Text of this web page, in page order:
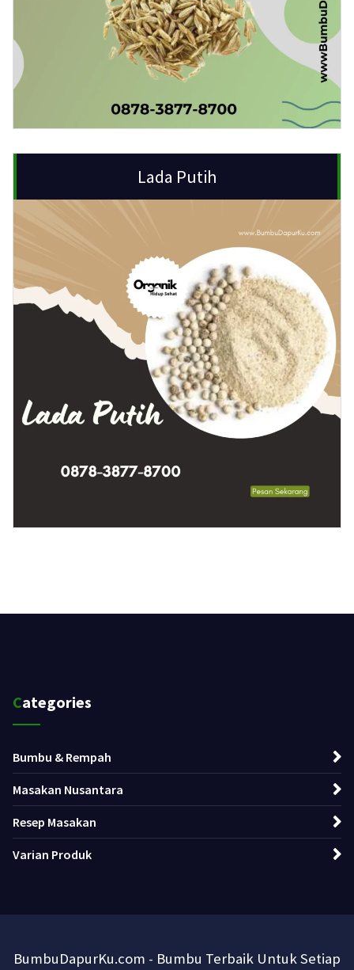
Lada Putih
Categories
Bumbu & Rempah
Masakan Nusantara
Resep Masakan
Varian Produk
BumbuDapurKu.com - Bumbu Terbaik Untuk Setiap